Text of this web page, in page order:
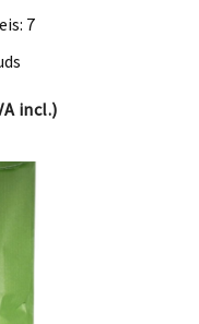
7
range: 10,59 €
incl.)